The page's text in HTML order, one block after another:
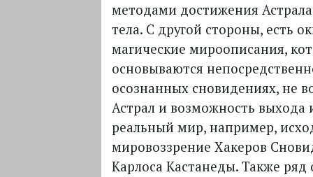
методами достижения
тела. С другой стороны, есть
магические мироописания,
основываются
осознанных сновидениях, не
Астрал и возможность выхода
реальный мир, например,
мировоззрение Хакеров
Карлоса Кастанеды. Также ряд